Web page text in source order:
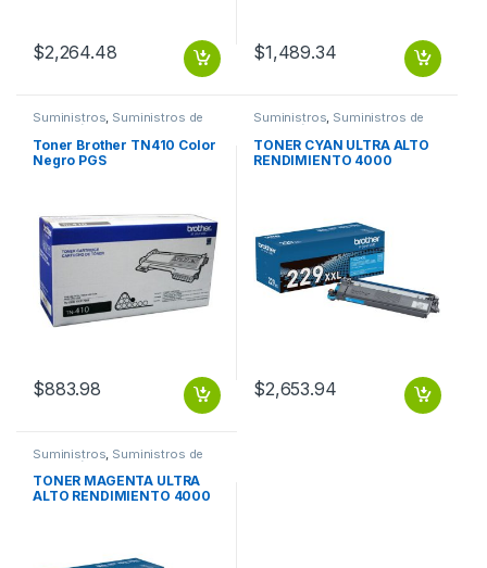
$2,264.48 $1,489.34
Suministros, Suministros de
Impresión
Toner Brother TN410 Color
Negro PGS
$883.98
Suministros, Suministros de
Impresión
TONER CYAN ULTRA ALTO
RENDIMIENTO 4000
$2,653.94
Suministros Suministros de
Impresión
TONER MAGENTA ULTRA
ALTO RENDIMIENTO 4000